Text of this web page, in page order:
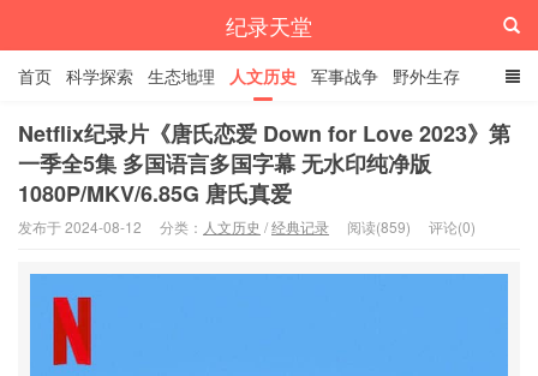
纪录天堂
首页 科学探索 生态地理 人文历史 军事战争 野外生存
经典纪录 4K纪录片 精品资源
Netflix纪录片《唐氏恋爱 Down for Love 2023》第
一季全5集 多国语言多国字幕 无水印纯净版
1080P/MKV/6.85G 唐氏真爱
发布于 2024-08-12 分类： 人文历史 /经典记录 阅读(859) 评论(0)